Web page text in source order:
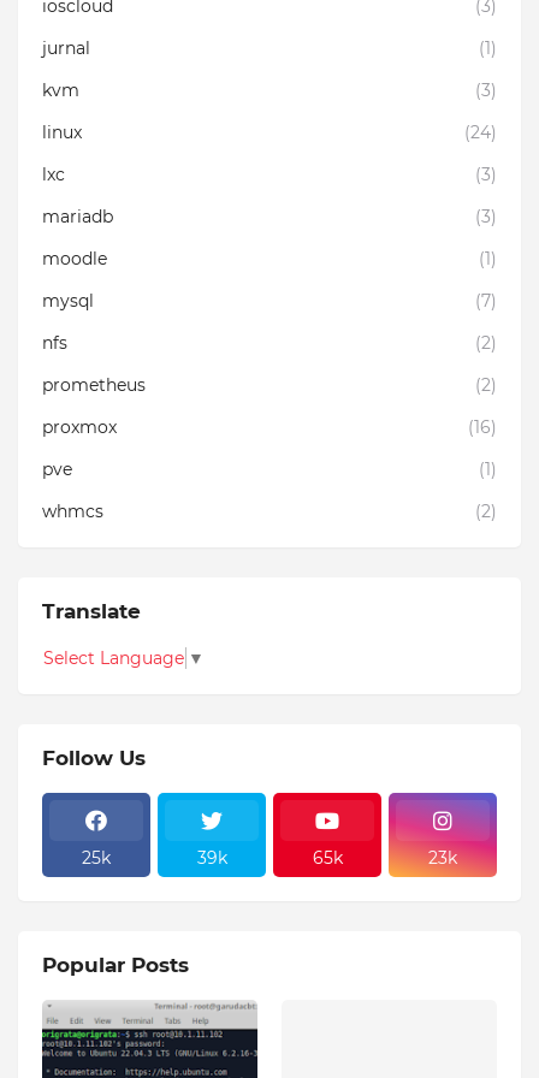
ioscloud
(3)
jurnal
(1)
kvm
(3)
linux
(24)
lxc
(3)
mariadb
(3)
moodle
(1)
mysql
(7)
nfs
(2)
prometheus
(2)
proxmox
(16)
pve
(1)
whmcs
(2)
Translate
Select Language ▼
Follow Us
25k 39k 65k 23k
Popular Posts